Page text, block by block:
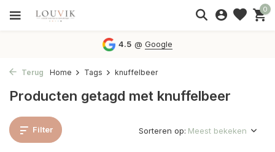
0
4.5 @Google
Terug Home Tags knuffelbeer
Producten getagd met knuffelbeer
Filter Sorteren op: